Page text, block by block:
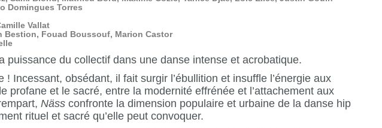
Domingues Torres
Vallat
Bestion, Fouad Boussouf, Marion Castor
puissance du collectif dans une danse intense et acrobatique.
! Incessant, obsédant, il fait surgir l’ébullition et insuffle l’énergie aux
profane et le sacré, entre la modernité effrénée et l’attachement aux
Nässconfronte la dimension populaire et urbaine de la danse hip
rituel et sacré qu’elle peut convoquer.